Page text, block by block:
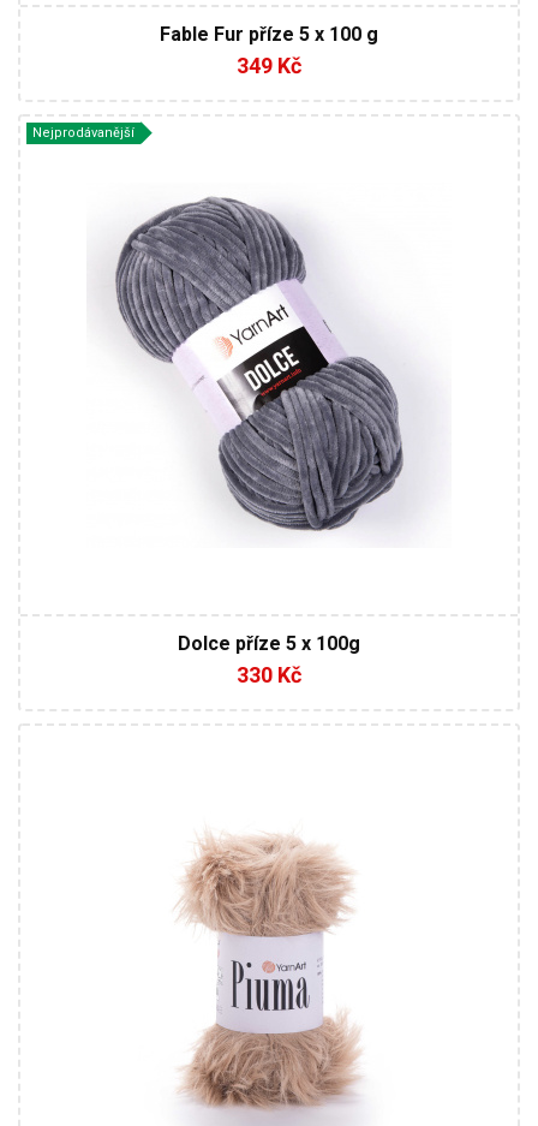
Fable Fur příze 5 x 100 g
349 Kč
Nejprodávanější
100
120
5
Dolce příze 5 x 100g
330 Kč
5 / 5